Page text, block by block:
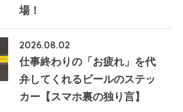
場！
2026.08.02
仕事終わりの「お疲れ」を代
弁してくれるビールのステッ
カー【スマホ裏の独り言】